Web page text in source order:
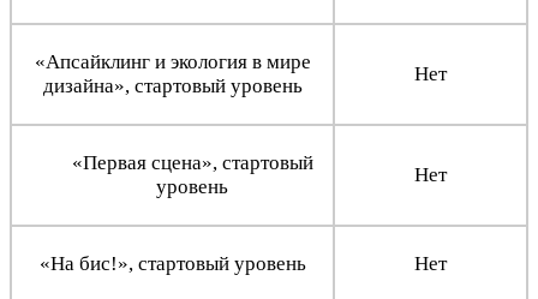
«Апсайклинг и экология в мире
дизайна», стартовый уровень
Нет
«Первая сцена», стартовый
уровень
Нет
«На бис!», стартовый уровень Нет